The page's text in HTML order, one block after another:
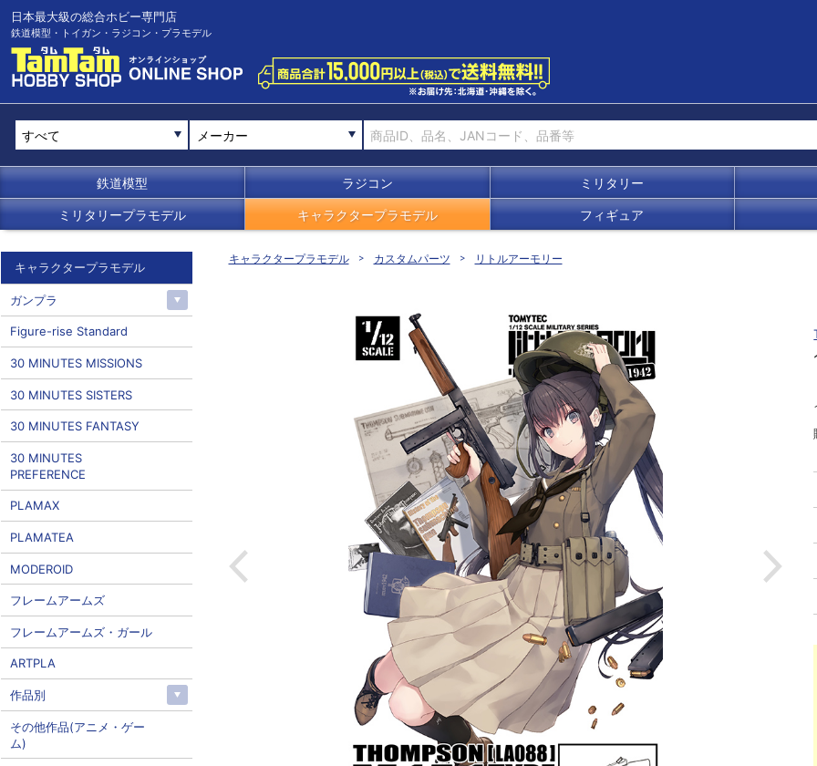
日本最大級の総合ホビー専門店
鉄道模型・トイガン・ラジコン・プラモデル
メーカー
鉄道模型 ラジコン ミリタリー
ミリタリープラモデル キャラクタープラモデル フィギュア
キャラクタープラモデル カスタムパーツ リトルアーモリー
キャラクタープラモデル
ガンプラ
Figure-rise Standard
30 MINUTES MISSIONS
30 MINUTES SISTERS
30 MINUTES FANTASY
30 MINUTES
PREFERENCE
PLAMAX
PLAMATEA
MODEROID
フレームアームズ
フレームアームズ・ガール
ARTPLA
作品別
その他作品(アニメ・ゲー
ム)